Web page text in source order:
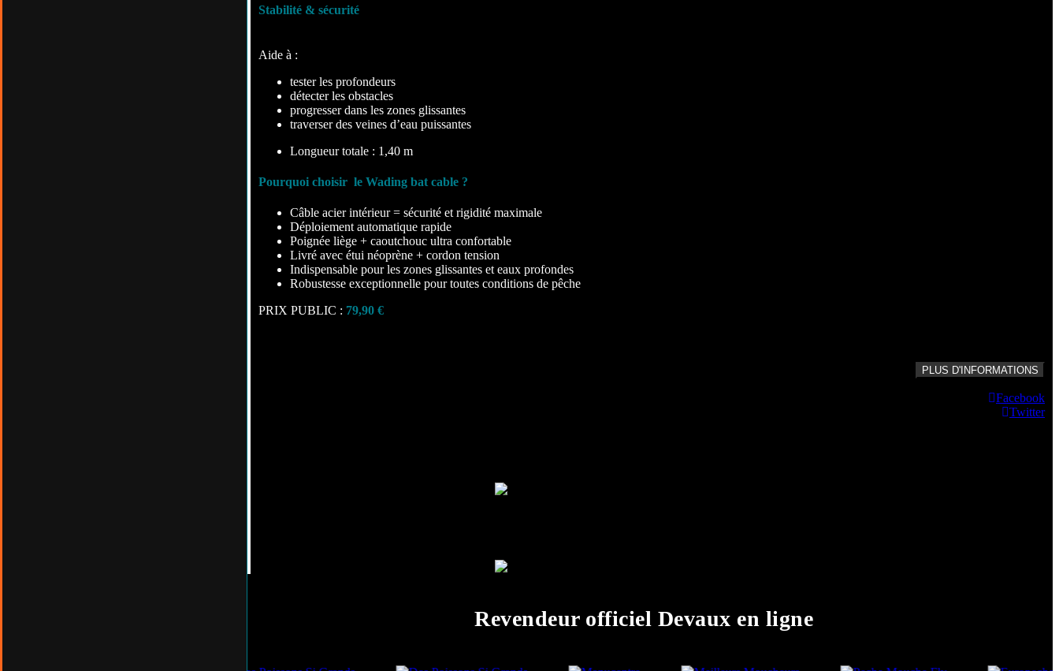
Stabilité & sécurité
Aide à :
tester les profondeurs
détecter les obstacles
progresser dans les zones glissantes
traverser des veines d’eau puissantes
Longueur totale : 1,40 m
Pourquoi choisir le Wading bat cable ?
Câble acier intérieur = sécurité et rigidité maximale
Déploiement automatique rapide
Poignée liège + caoutchouc ultra confortable
Livré avec étui néoprène + cordon tension
Indispensable pour les zones glissantes et eaux profondes
Robustesse exceptionnelle pour toutes conditions de pêche
PRIX PUBLIC : 79,90 €
PLUS D'INFORMATIONS
Facebook
Twitter
Revendeur officiel Devaux en ligne